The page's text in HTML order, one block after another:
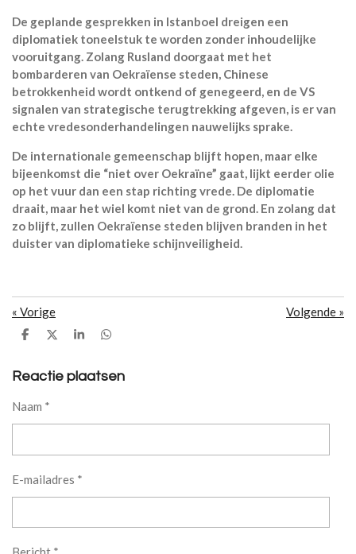
De geplande gesprekken in Istanboel dreigen een
diplomatiek toneelstuk te worden zonder inhoudelijke
vooruitgang. Zolang Rusland doorgaat met het
bombarderen van Oekraïense steden, Chinese
betrokkenheid wordt ontkend of genegeerd, en de VS
signalen van strategische terugtrekking afgeven, is er van
echte vredesonderhandelingen nauwelijks sprake.
De internationale gemeenschap blijft hopen, maar elke
bijeenkomst die “niet over Oekraïne” gaat, lijkt eerder olie
op het vuur dan een stap richting vrede. De diplomatie
draait, maar het wiel komt niet van de grond. En zolang dat
zo blijft, zullen Oekraïense steden blijven branden in het
duister van diplomatieke schijnveiligheid.
« Vorige Volgende »
D
e
D
l
S
r
D
e
Reactie plaatsen
Naam *
E-mailadres *